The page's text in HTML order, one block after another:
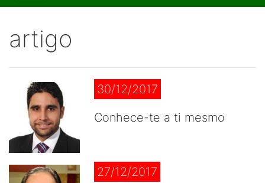
artigo
30/12/2017
Conhece-te a ti mesmo
27/12/2017